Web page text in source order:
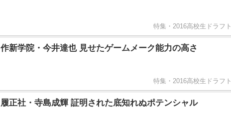
特集・2016高校生ドラフト
作新学院・今井達也 見せたゲームメーク能力の高さ
特集・2016高校生ドラフト
履正社・寺島成輝 証明された底知れぬポテンシャル